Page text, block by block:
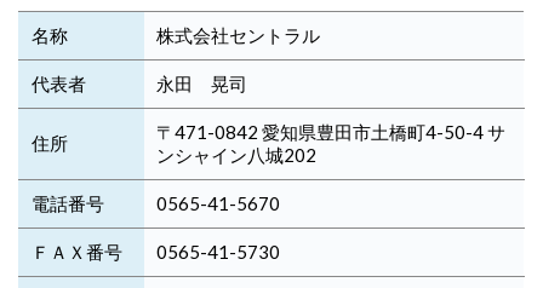
名称 株式会社セントラル
代表者 永田 晃司
住所
〒471-0842 愛知県豊田市土橋町4-50-4 サ
ンシャイン八城202
電話番号 0565-41-5670
ＦＡＸ番号 0565-41-5730